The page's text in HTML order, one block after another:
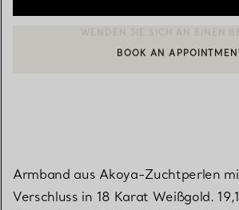
EINEN KUNDENBERATER
BOOK AN
Armband aus Akoya-Zuchtperlen
Verschluss in 18 Karat Weißgold.